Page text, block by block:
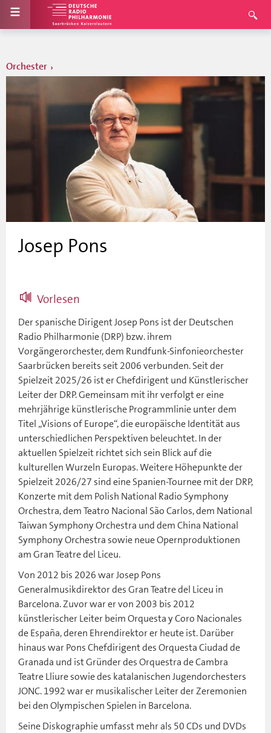
Orchester
Josep Pons
Vorlesen
Der spanische Dirigent Josep Pons ist der Deutschen
Radio Philharmonie (DRP) bzw. ihrem
Vorgängerorchester, dem Rundfunk-Sinfonieorchester
Saarbrücken bereits seit 2006 verbunden. Seit der
Spielzeit 2025/26 ist er Chefdirigent und Künstlerischer
Leiter der DRP. Gemeinsam mit ihr verfolgt er eine
mehrjährige künstlerische Programmlinie unter dem
Titel „Visions of Europe“, die europäische Identität aus
unterschiedlichen Perspektiven beleuchtet. In der
aktuellen Spielzeit richtet sich sein Blick auf die
kulturellen Wurzeln Europas. Weitere Höhepunkte der
Spielzeit 2026/27 sind eine Spanien-Tournee mit der DRP,
Konzerte mit dem Polish National Radio Symphony
Orchestra, dem Teatro Nacional São Carlos, dem National
Taiwan Symphony Orchestra und dem China National
Symphony Orchestra sowie neue Opernproduktionen
am Gran Teatre del Liceu.
Von 2012 bis 2026 war Josep Pons
Generalmusikdirektor des Gran Teatre del Liceu in
Barcelona. Zuvor war er von 2003 bis 2012
künstlerischer Leiter beim Orquesta y Coro Nacionales
de España, deren Ehrendirektor er heute ist. Darüber
hinaus war Pons Chefdirigent des Orquesta Ciudad de
Granada und ist Gründer des Orquestra de Cambra
Teatre Lliure sowie des katalanischen Jugendorchesters
JONC. 1992 war er musikalischer Leiter der Zeremonien
bei den Olympischen Spielen in Barcelona.
Seine Diskographie umfasst mehr als 50 CDs und DVDs